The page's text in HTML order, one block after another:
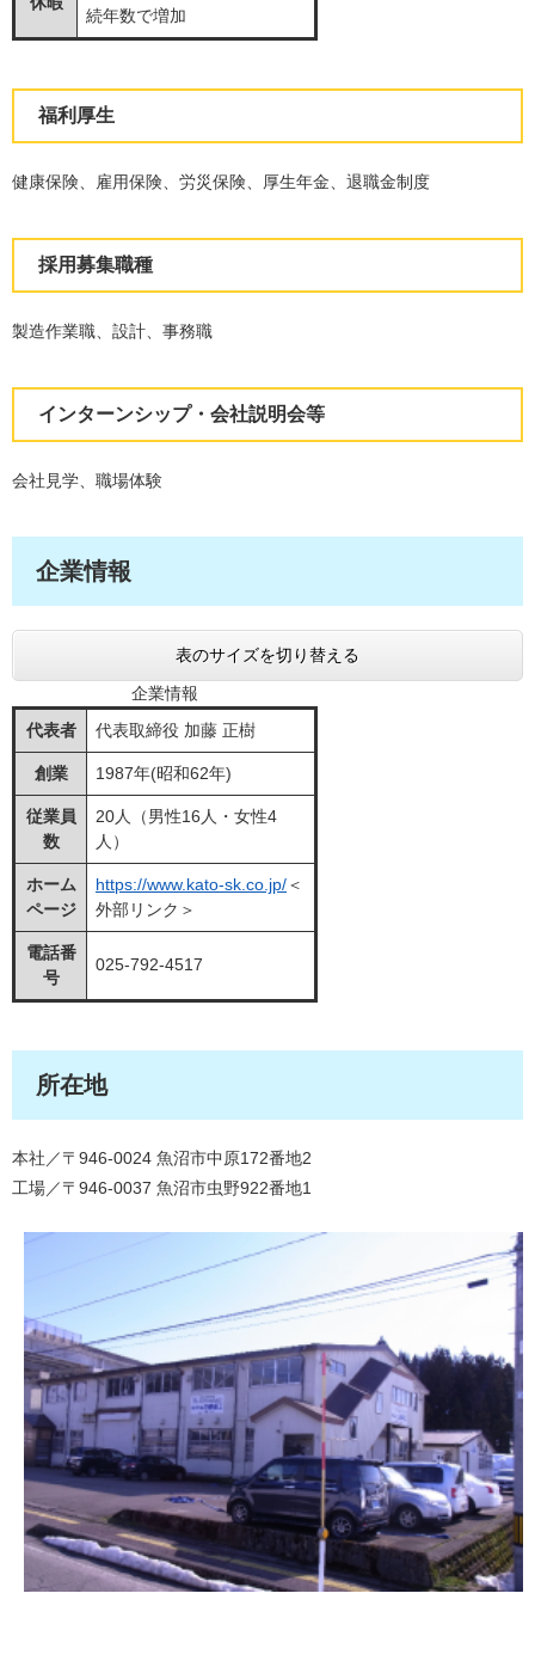
続年数で増加
福利厚生
健康保険、雇用保険、労災保険、厚生年金、退職金制度
採用募集職種
製造作業職、設計、事務職
インターンシップ・会社説明会等
会社見学、職場体験
企業情報
表のサイズを切り替える
企業情報
代表者
代表取締役 加藤 正樹
創業 1987年(昭和62年)
従業員
数
20人（男性16人・女性4
人）
ホーム
ページ
https://www.kato-sk.co.jp/＜
外部リンク＞
電話番
号
025-792-4517
所在地
本社／〒946-0024 魚沼市中原172番地2
​工場／〒946-0037 魚沼市虫野922番地1